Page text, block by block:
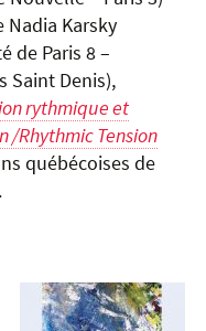
Nadia Karsky
de Paris 8 –
Saint Denis),
rythmique et
/Rhythmic Tension
québécoises de